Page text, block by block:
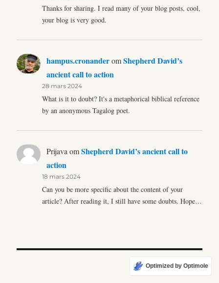
Thanks for sharing. I read many of your blog posts, cool,
your blog is very good.
hampus.cronanderomShepherd David’s
ancient call to action
28 mars 2024
What is it to doubt? It's a metaphorical biblical reference
by an anonymous Tagalog poet.
PrijavaomShepherd David’s ancient call to
action
18 mars 2024
Can you be more specific about the content of your
article? After reading it, I still have some doubts. Hope…
Optimized by Optimole